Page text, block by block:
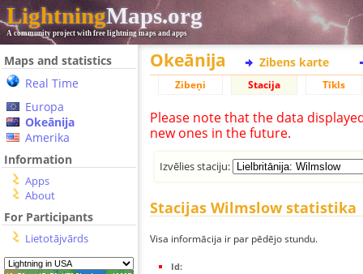
LightningMaps.org
A community project with free lightning maps and apps
Maps and statistics
Real Time
Europa
Okeānija
Amerika
Information
Apps
About
For Participants
Lietotājvārds
Okeānija Zibens karte
Zibeņi Stacija Tīkls
Please note that the data
new ones in the future.
Izvēlies staciju:
Stacijas Wilmslow statistika
Visa informācija ir par pēdējo stundu.
Id: